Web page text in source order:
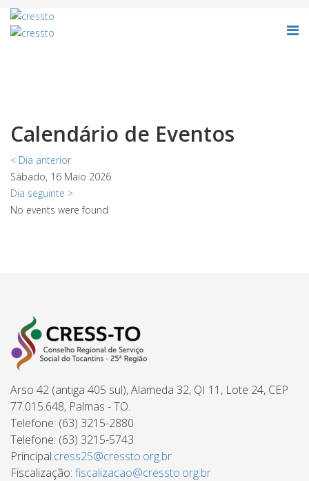
Calendário de Eventos
< Dia anterior
Sábado, 16 Maio 2026
Dia seguinte >
No events were found
Arso 42 (antiga 405 sul), Alameda 32, QI 11, Lote 24, CEP
77.015.648, Palmas - TO.
Telefone: (63) 3215-2880
Telefone: (63) 3215-5743
Principal:cress25@cressto.org.br
Fiscalização: fiscalizacao@cressto.org.br